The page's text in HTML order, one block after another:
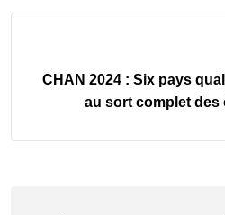
CHAN 2024 : Six pays
au sort complet des